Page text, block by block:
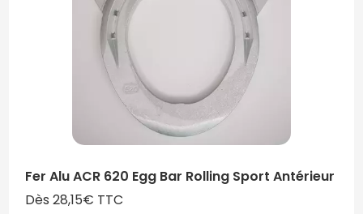
Fer Alu ACR 620 Egg Bar Rolling Sport Antérieur
Dès 28,15€ TTC